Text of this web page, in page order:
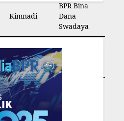
Kimnadi
BPR Bina
Dana
Swadaya
Hamdani
Usman
BPR
Difobutama
John R.P.
Hutabarat
BPR Nature